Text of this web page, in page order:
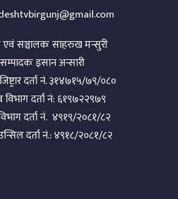
एवं सञ्चालकः साहरुख मन्सुरी
सम्पादकः इसान अन्सारी
दर्ता नं. ३१४७१५/७९/०८०
विभाग दर्ता नं: ६१९७२२९७९
दर्ता नं. ४९१९/२०८१/८२
दर्ता नं.: ४९१८/२०८१/८२